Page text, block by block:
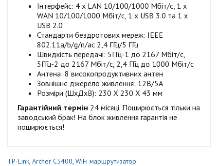
Інтерфейс: 4 x LAN 10/100/1000 Мбіт/с, 1 x
WAN 10/100/1000 Мбіт/с, 1 x USB 3.0 та 1 x
USB 2.0
Стандарти бездротових мереж: IEEE
802.11a/b/g/n/ac 2,4 ГГц/5 ГГц
Швидкість передачі: 5ГГц-1 до 2167 Мбіт/с,
5ГГц-2 до 2167 Мбіт/с, 2,4 ГГц до 1000 Мбіт/с
Антена: 8 високопродуктивних антен
Зовнішнє джерело живлення: 12В/5A
Розміри (ШхДхВ): 230 X 230 X 43 мм
Гарантійний термін 24 місяці. Поширюється тільки на
заводський брак! На блок живлення гарантія не
поширюється!
TP-Link, Archer C5400, WiFi маршрутизатор